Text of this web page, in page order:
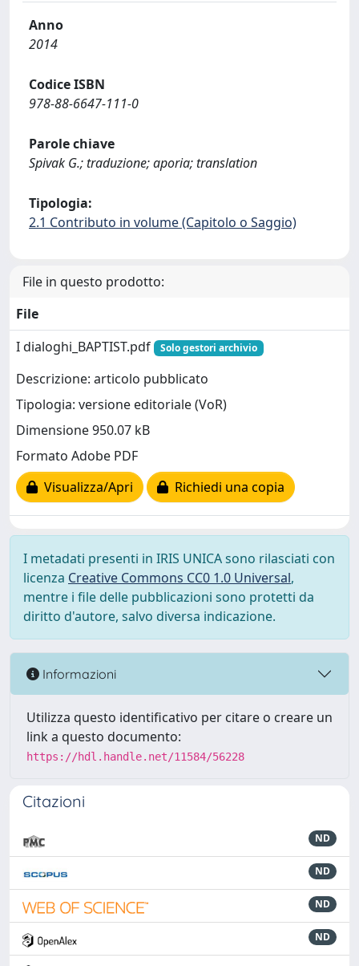
Anno
2014
Codice ISBN
978-88-6647-111-0
Parole chiave
Spivak G.; traduzione; aporia; translation
Tipologia:
2.1 Contributo in volume (Capitolo o Saggio)
File in questo prodotto:
File
I dialoghi_BAPTIST.pdf
Solo gestori archivio
Descrizione: articolo pubblicato
Tipologia: versione editoriale (VoR)
Dimensione 950.07 kB
Formato Adobe PDF
Visualizza/Apri
Richiedi una copia
I metadati presenti in IRIS UNICA sono rilasciati con
licenza Creative Commons CC0 1.0 Universal,
mentre i file delle pubblicazioni sono protetti da
diritto d'autore, salvo diversa indicazione.
Informazioni
Utilizza questo identificativo per citare o creare un
link a questo documento:
https://hdl.handle.net/11584/56228
Citazioni
ND
ND
ND
ND